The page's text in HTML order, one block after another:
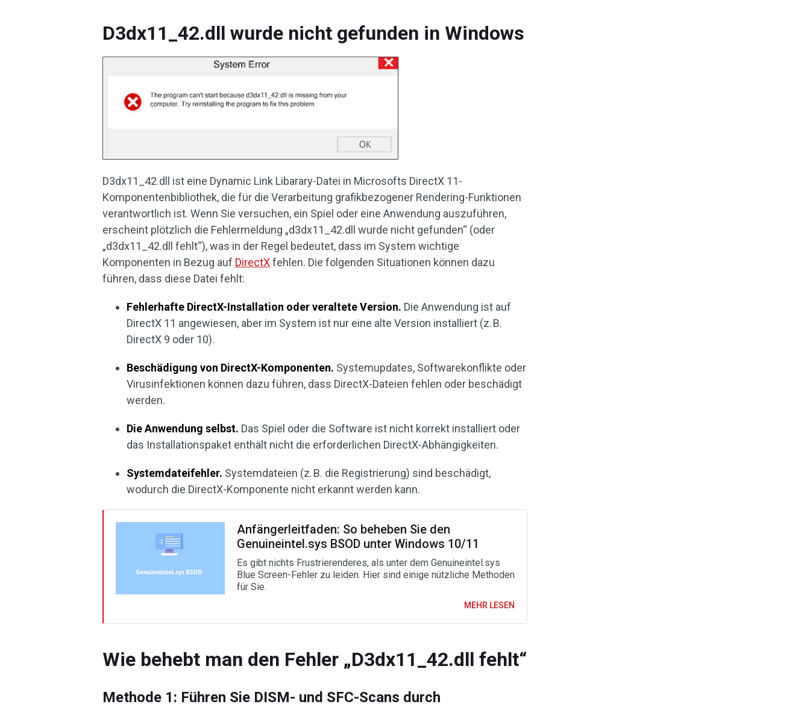
D3dx11_42.dll wurde nicht gefunden in Windows
D3dx11_42.dll ist eine Dynamic Link Libarary-Datei in Microsofts DirectX 11-
Komponentenbibliothek, die für die Verarbeitung grafikbezogener Rendering-Funktionen
verantwortlich ist. Wenn Sie versuchen, ein Spiel oder eine Anwendung auszuführen,
erscheint plötzlich die Fehlermeldung „d3dx11_42.dll wurde nicht gefunden“ (oder
„d3dx11_42.dll fehlt“), was in der Regel bedeutet, dass im System wichtige
Komponenten in Bezug auf DirectXfehlen. Die folgenden Situationen können dazu
führen, dass diese Datei fehlt:
Fehlerhafte DirectX-Installation oder veraltete Version. Die Anwendung ist auf
DirectX 11 angewiesen, aber im System ist nur eine alte Version installiert (z. B.
DirectX 9 oder 10).
Beschädigung von DirectX-Komponenten. Systemupdates, Softwarekonflikte oder
Virusinfektionen können dazu führen, dass DirectX-Dateien fehlen oder beschädigt
werden.
Die Anwendung selbst. Das Spiel oder die Software ist nicht korrekt installiert oder
das Installationspaket enthält nicht die erforderlichen DirectX-Abhängigkeiten.
Systemdateifehler. Systemdateien (z. B. die Registrierung) sind beschädigt,
wodurch die DirectX-Komponente nicht erkannt werden kann.
Anfängerleitfaden: So beheben Sie den
Genuineintel.sys BSOD unter Windows 10/11
Es gibt nichts Frustrierenderes, als unter dem Genuineintel.sys
Blue Screen-Fehler zu leiden. Hier sind einige nützliche Methoden
für Sie.
MEHR LESEN
Wie behebt man den Fehler „D3dx11_42.dll fehlt“
Methode 1: Führen Sie DISM- und SFC-Scans durch